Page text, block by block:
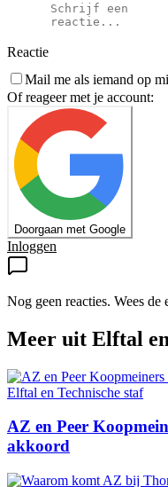
Reactie
Mail me als iemand op
Of reageer met je account:
Doorgaan met Google
Inloggen
Nog geen reacties. Wees de
Meer uit Elftal
Elftal en Technische staf
AZ en Peer
akkoord